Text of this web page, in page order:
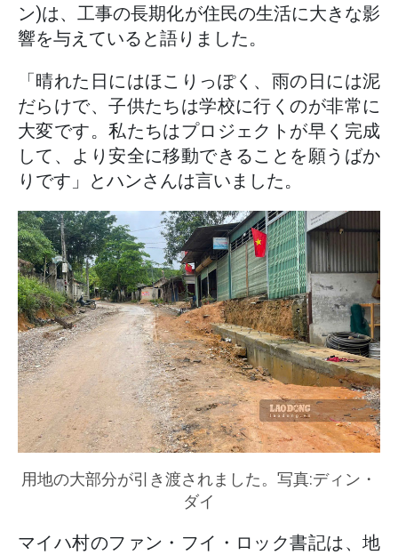
ン)は、工事の長期化が住民の生活に大きな影
響を与えていると語りました。
「晴れた日にはほこりっぽく、雨の日には泥
だらけで、子供たちは学校に行くのが非常に
大変です。私たちはプロジェクトが早く完成
して、より安全に移動できることを願うばか
りです」とハンさんは言いました。
用地の大部分が引き渡されました。写真:ディン・
ダイ
マイハ村のファン・フイ・ロック書記は、地